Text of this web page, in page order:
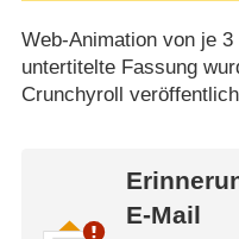
Web-Animation von je
untertitelte Fassung
Crunchyroll
E-Mail